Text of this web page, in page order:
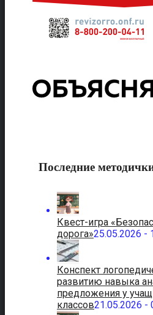
Последние
Квест-игра
дорога»25.05.2026 -
Конспект
развитию навыка
предложения у
классов21.05.2026 -